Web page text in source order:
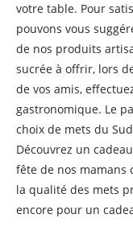
votre table. Pour
pouvons vous
de nos produits
sucrée à offrir, lors
de vos amis,
gastronomique. Le
choix de mets du
Découvrez un
fête de nos mamans
la qualité des mets
encore pour un